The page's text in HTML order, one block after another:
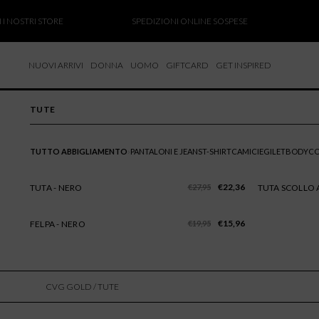
STORE SPEDIZIONI ONLINE SOSPESE
NUOVI ARRIVI DONNA UOMO GIFTCARD GET INSPIRED
ARRIVI
TUTE
TUTTO ABBIGLIAMENTO PANTALONI E JEANST-SHIRTCAMICIEGILETBODY
SALE
TUTA - NERO €27,95 Il prezzo originale era: €27,95.
€22,36Il prezzo attuale è:
SALE
TUTA SCOLLO
SALE
FELPA - NERO €19,95 Il prezzo originale era: €19,95.
€15,96Il prezzo attuale è:
CVG GOLD / TUTE